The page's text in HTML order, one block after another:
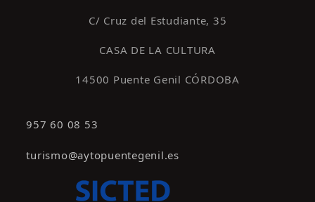
C/ Cruz del Estudiante, 35
CASA DE LA CULTURA
14500 Puente Genil CÓRDOBA
957 60 08 53
turismo@aytopuentegenil.es